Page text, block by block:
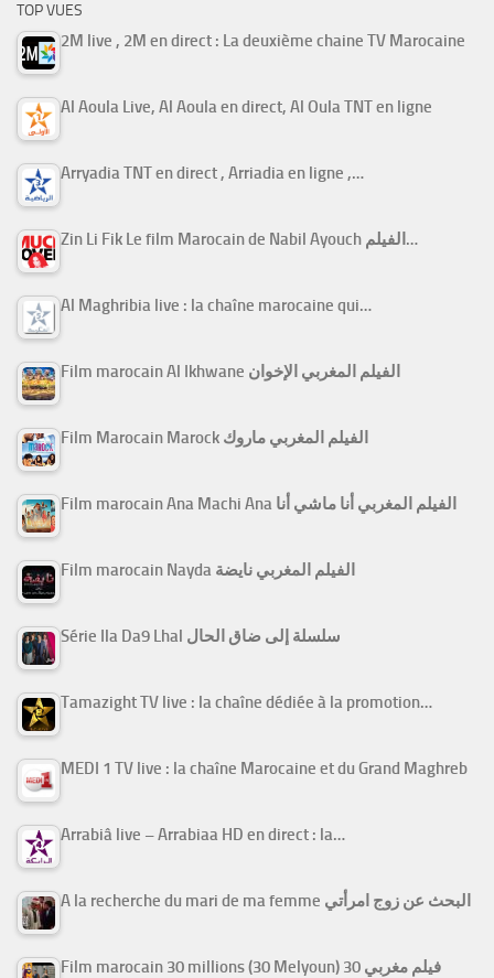
TOP VUES
2M live , 2M en direct : La deuxième chaine TV Marocaine
Al Aoula Live, Al Aoula en direct, Al Oula TNT en ligne
Arryadia TNT en direct , Arriadia en ligne ,…
Zin Li Fik Le film Marocain de Nabil Ayouch الفيلم…
Al Maghribia live : la chaîne marocaine qui…
Film marocain Al Ikhwane الفيلم المغربي الإخوان
Film Marocain Marock الفيلم المغربي ماروك
Film marocain Ana Machi Ana الفيلم المغربي أنا ماشي أنا
Film marocain Nayda الفيلم المغربي نايضة
Série Ila Da9 Lhal سلسلة إلى ضاق الحال
Tamazight TV live : la chaîne dédiée à la promotion…
MEDI 1 TV live : la chaîne Marocaine et du Grand Maghreb
Arrabiâ live – Arrabiaa HD en direct : la…
A la recherche du mari de ma femme البحث عن زوج امرأتي
Film marocain 30 millions (30 Melyoun) فيلم مغربي 30